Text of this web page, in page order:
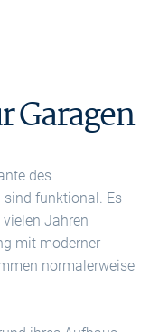
Garagen
des
sind funktional. Es
Jahren
mit moderner
normalerweise